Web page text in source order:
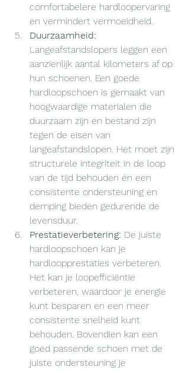
comfortabelere hardloopervaring
en vermindert vermoeidheid.
Duurzaamheid:
Langeafstandslopers leggen een
aanzienlijk aantal kilometers af op
hun schoenen. Een goede
hardloopschoen is gemaakt van
hoogwaardige materialen die
duurzaam zijn en bestand zijn
tegen de eisen van
langeafstandslopen. Het moet zijn
structurele integriteit in de loop
van de tijd behouden én een
consistente ondersteuning en
demping bieden gedurende de
levensduur.
Prestatieverbetering: De juiste
hardloopschoen kan je
hardloopprestaties verbeteren.
Het kan je loopefficiëntie
verbeteren, waardoor je energie
kunt besparen en een meer
consistente snelheid kunt
behouden. Bovendien kan een
goed passende schoen met de
juiste ondersteuning je